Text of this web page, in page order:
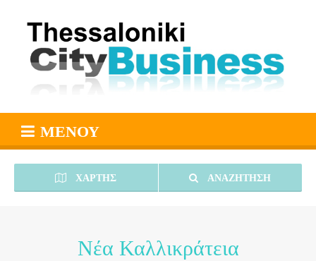
ΜΕΝΟΎ
ΧΆΡΤΗΣ ΑΝΑΖΉΤΗΣΗ
Νέα Καλλικράτεια